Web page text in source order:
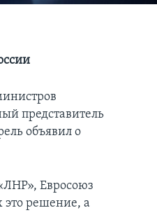
представитель
объявил о
Евросоюз
это решение, а